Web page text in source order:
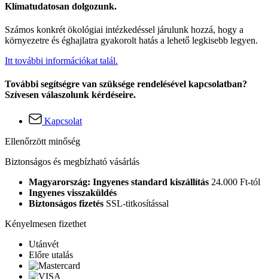
Klímatudatosan dolgozunk.
Számos konkrét ökológiai intézkedéssel járulunk hozzá, hogy a
környezetre és éghajlatra gyakorolt hatás a lehető legkisebb legyen.
Itt további információkat talál.
További segítségre van szüksége rendelésével kapcsolatban?
Szívesen válaszolunk kérdéseire.
Kapcsolat
Ellenőrzött minőség
Biztonságos és megbízható vásárlás
Magyarország: Ingyenes standard kiszállítás 24.000 Ft-tól
Ingyenes visszaküldés
Biztonságos fizetés SSL-titkosítással
Kényelmesen fizethet
Utánvét
Előre utalás